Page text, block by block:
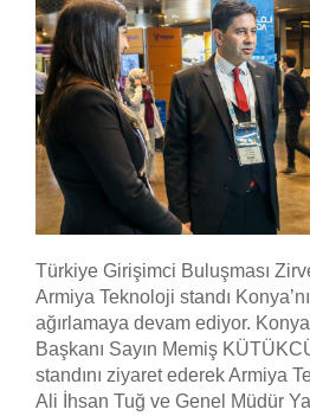
Türkiye Girişimci Buluşması
Armiya Teknoloji standı
ağırlamaya devam ediyor.
Başkanı Sayın Memiş
standını ziyaret ederek Armiya
Ali İhsan Tuğ ve Genel Müdür